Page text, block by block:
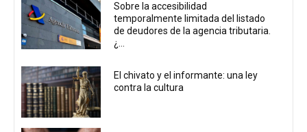
Sobre la accesibilidad
temporalmente limitada del listado
de deudores de la agencia tributaria.
¿...
El chivato y el informante: una ley
contra la cultura